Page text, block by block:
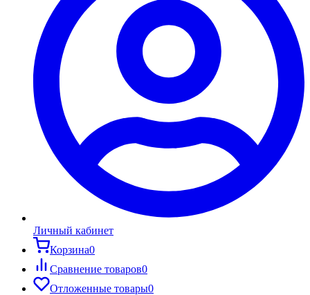
Личный кабинет
Корзина0
Сравнение товаров0
Отложенные товары0